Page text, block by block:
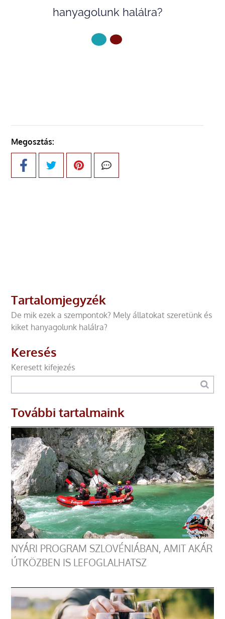
hanyagolunk halálra?
Megosztás:
Tartalomjegyzék
De mik ezek a szempontok? Mely állatokat szeretünk és
kiket hanyagolunk halálra?
Keresés
Keresett kifejezés
További tartalmaink
NYÁRI PROGRAM SZLOVÉNIÁBAN, AMIT AKÁR
ÚTKÖZBEN IS LEFOGLALHATSZ